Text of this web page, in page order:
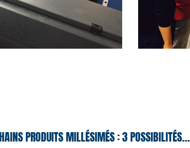
PRODUITS MILLÉSIMÉS : 3 POSSIBILITÉS…